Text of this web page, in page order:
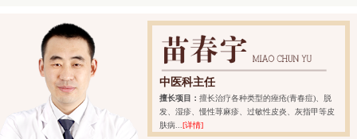
中医科主任
擅长项目：擅长治疗各种类型的痤疮(青春痘)、脱
发、湿疹、慢性荨麻疹、过敏性皮炎、灰指甲等皮
肤病...[详情]